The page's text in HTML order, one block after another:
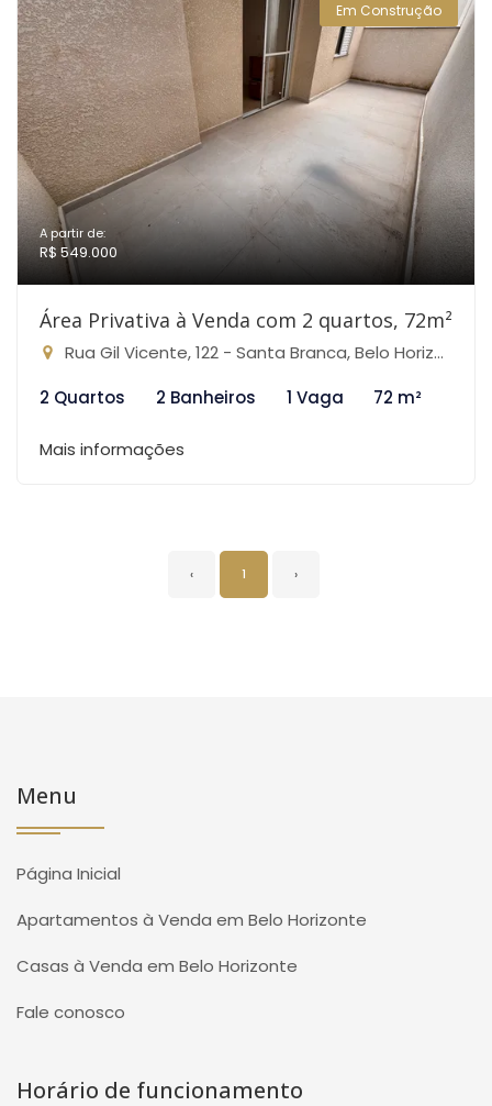
Em Construção
A partir de:
R$ 549.000
Área Privativa à Venda com 2 quartos, 72m²
Rua Gil Vicente, 122 - Santa Branca, Belo Horizonte-MG
2 Quartos
2 Banheiros 1 Vaga 72 m²
Mais informações
‹ 1 ›
Menu
Página Inicial
Apartamentos à Venda em Belo Horizonte
Casas à Venda em Belo Horizonte
Fale conosco
Horário de funcionamento